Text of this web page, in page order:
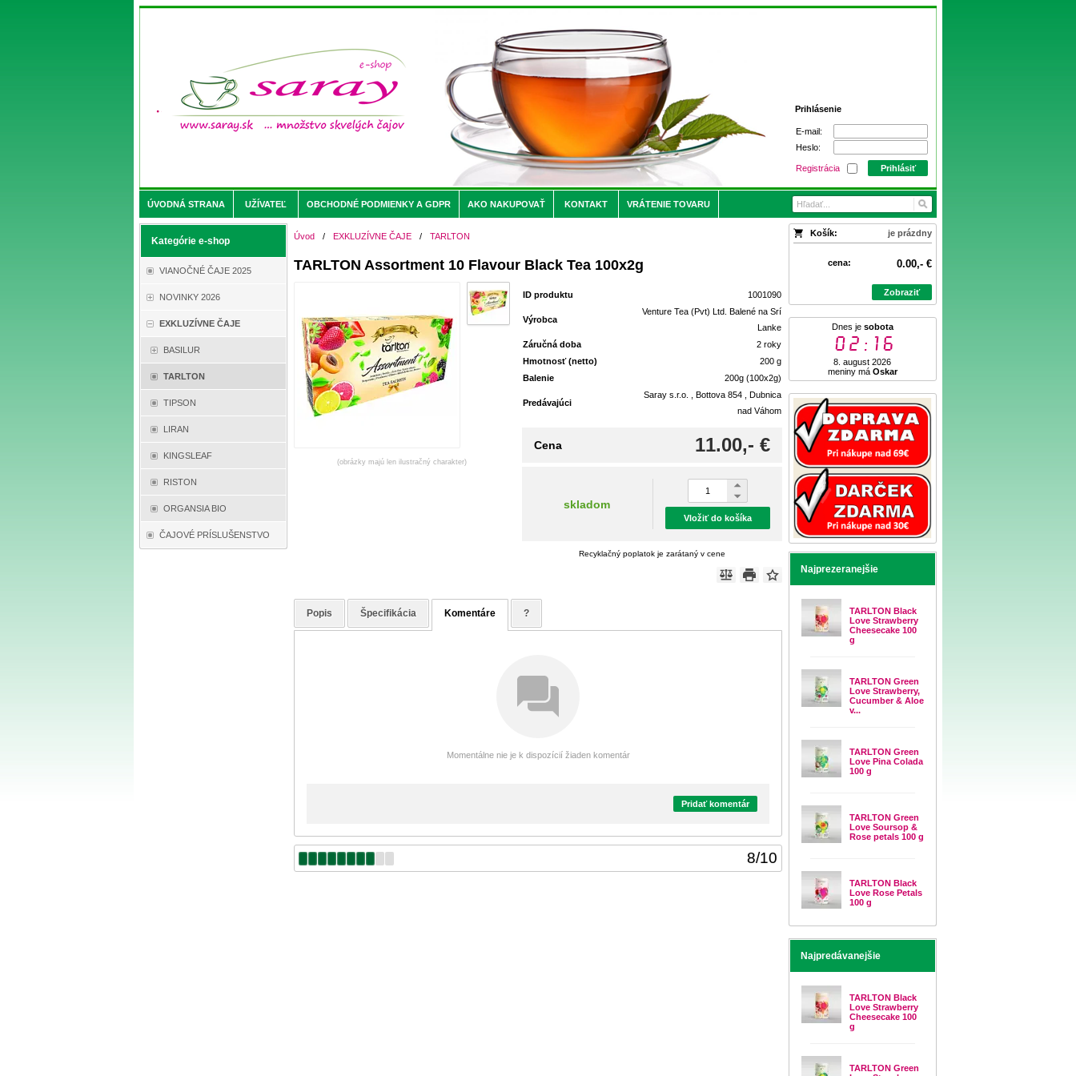
Prihlásenie
E-mail:
Heslo:
Registrácia Prihlásiť
ÚVODNÁ STRANA UŽÍVATEĽ OBCHODNÉ PODMIENKY A GDPR AKO NAKUPOVAŤ KONTAKT VRÁTENIE TOVARU
Kategórie e-shop
VIANOČNÉ ČAJE 2025
NOVINKY 2026
EXKLUZÍVNE ČAJE
BASILUR
TARLTON
TIPSON
LIRAN
KINGSLEAF
RISTON
ORGANSIA BIO
ČAJOVÉ PRÍSLUŠENSTVO
Košík: je prázdny
cena: 0.00,- €
Zobraziť
Dnes je sobota
02:16
8. august 2026
meniny má Oskar
Najprezeranejšie
TARLTON Black
Love Strawberry
Cheesecake 100
g
TARLTON Green
Love Strawberry,
Cucumber & Aloe
v...
TARLTON Green
Love Pina Colada
100 g
TARLTON Green
Love Soursop &
Rose petals 100 g
TARLTON Black
Love Rose Petals
100 g
Najpredávanejšie
TARLTON Black
Love Strawberry
Cheesecake 100
g
TARLTON Green
Úvod / EXKLUZÍVNE ČAJE / TARLTON
TARLTON Assortment 10 Flavour Black Tea 100x2g
(obrázky majú len ilustračný charakter)
ID produktu 1001090
Výrobca
Venture Tea (Pvt) Ltd. Balené na Srí
Lanke
Záručná doba
2 roky
Hmotnosť (netto)
200 g
Balenie
200g (100x2g)
Predávajúci
Saray s.r.o. , Bottova 854 , Dubnica
nad Váhom
11.00,- €
Cena
skladom
Vložiť do košíka
Recyklačný poplatok je zarátaný v cene
Popis Špecifikácia Komentáre ?
Momentálne nie je k dispozícií žiaden komentár
Pridať komentár
8/10